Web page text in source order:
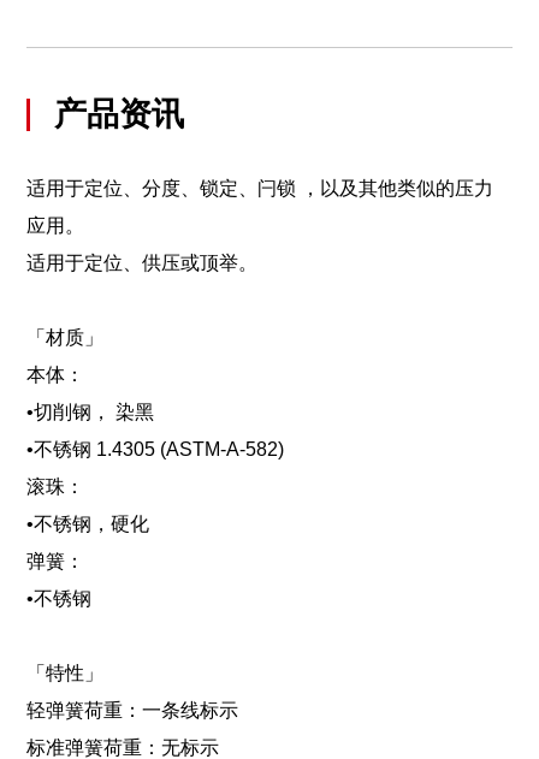
产品资讯
适用于定位、分度、锁定、闩锁 ，以及其他类似的压力
应用。
适用于定位、供压或顶举。
「材质」
本体：
•切削钢， 染黑
•不锈钢 1.4305 (ASTM-A-582)
滚珠：
•不锈钢，硬化
弹簧：
•不锈钢
「特性」
轻弹簧荷重：一条线标示
标准弹簧荷重：无标示